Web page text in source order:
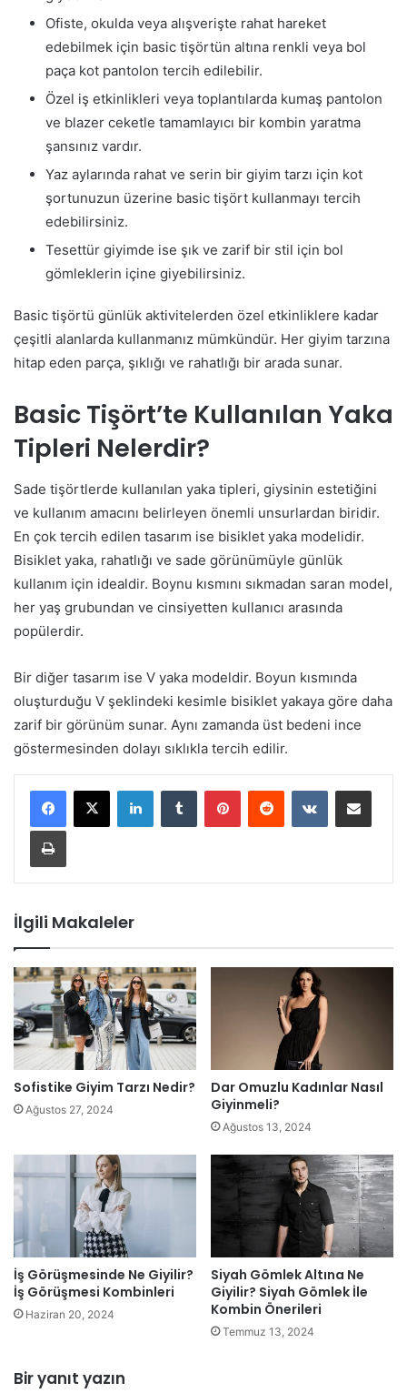
Ofiste, okulda veya alışverişte rahat hareket
edebilmek için basic tişörtün altına renkli veya bol
paça kot pantolon tercih edilebilir.
Özel iş etkinlikleri veya toplantılarda kumaş pantolon
ve blazer ceketle tamamlayıcı bir kombin yaratma
şansınız vardır.
Yaz aylarında rahat ve serin bir giyim tarzı için kot
şortunuzun üzerine basic tişört kullanmayı tercih
edebilirsiniz.
Tesettür giyimde ise şık ve zarif bir stil için bol
gömleklerin içine giyebilirsiniz.
Basic tişörtü günlük aktivitelerden özel etkinliklere kadar
çeşitli alanlarda kullanmanız mümkündür. Her giyim tarzına
hitap eden parça, şıklığı ve rahatlığı bir arada sunar.
Basic Tişört’te Kullanılan Yaka
Tipleri Nelerdir?
Sade tişörtlerde kullanılan yaka tipleri, giysinin estetiğini
ve kullanım amacını belirleyen önemli unsurlardan biridir.
En çok tercih edilen tasarım ise bisiklet yaka modelidir.
Bisiklet yaka, rahatlığı ve sade görünümüyle günlük
kullanım için idealdir. Boynu kısmını sıkmadan saran model,
her yaş grubundan ve cinsiyetten kullanıcı arasında
popülerdir.
Bir diğer tasarım ise V yaka modeldir. Boyun kısmında
oluşturduğu V şeklindeki kesimle bisiklet yakaya göre daha
zarif bir görünüm sunar. Aynı zamanda üst bedeni ince
göstermesinden dolayı sıklıkla tercih edilir.
İlgili Makaleler
Sofistike Giyim Tarzı Nedir?
Ağustos 27, 2024
Dar Omuzlu Kadınlar Nasıl
Giyinmeli?
Ağustos 13, 2024
İş Görüşmesinde Ne Giyilir?
İş Görüşmesi Kombinleri
Haziran 20, 2024
Siyah Gömlek Altına Ne
Giyilir? Siyah Gömlek İle
Kombin Önerileri
Temmuz 13, 2024
Bir yanıt yazın